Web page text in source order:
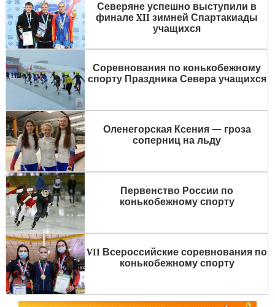
Северяне успешно выступили в
финале XII зимней Спартакиады
учащихся
Соревнования по конькобежному
спорту Праздника Севера учащихся
Оленегорская Ксения — гроза
соперниц на льду
Первенство России по
конькобежному спорту
VII Всероссийские соревнования по
конькобежному спорту